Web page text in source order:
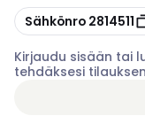
Kopioi
Sähkönro 2814511
Kirjaudu sisään tai
tehdäksesi tilauksen